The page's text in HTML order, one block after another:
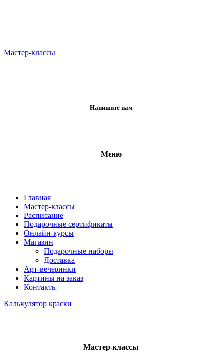
Мастер-классы
Напишите нам
Меню
Главная
Мастер-классы
Расписание
Подарочные сертификаты
Онлайн-курсы
Магазин
Подарочные наборы
Доставка
Арт-вечеринки
Картины на заказ
Контакты
Калькулятор краски
Мастер-классы